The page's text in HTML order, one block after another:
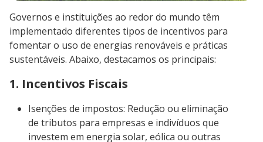
Governos e instituições ao redor do mundo têm
implementado diferentes tipos de incentivos para
fomentar o uso de energias renováveis e práticas
sustentáveis. Abaixo, destacamos os principais:
1. Incentivos Fiscais
Isenções de impostos: Redução ou eliminação
de tributos para empresas e indivíduos que
investem em energia solar, eólica ou outras